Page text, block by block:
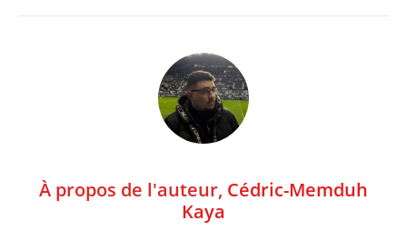
À propos de l'auteur, Cédric-Memduh
Kaya